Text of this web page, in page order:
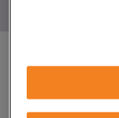
REEBOK ROCK CL
TENNIS SKIRT IN